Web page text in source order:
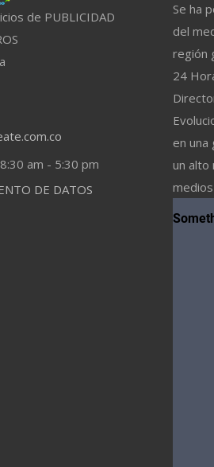
de PUBLICIDAD
am - 5:30 pm
DE DATOS
Se ha
del
región
24
en una
un alto